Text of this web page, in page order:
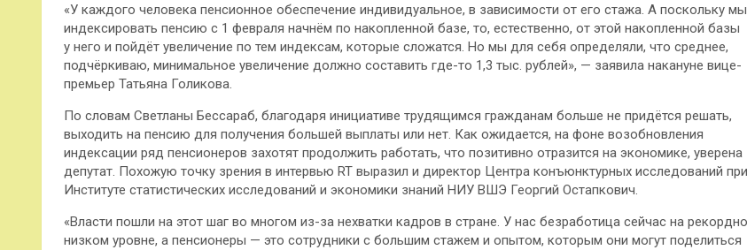
«У каждого человека пенсионное обеспечение индивидуальное, в зависимости от его стажа. А поскольку мы
индексировать пенсию с 1 февраля начнём по накопленной базе, то, естественно, от этой накопленной базы
у него и пойдёт увеличение по тем индексам, которые сложатся. Но мы для себя определяли, что среднее,
подчёркиваю, минимальное увеличение должно составить где-то 1,3 тыс. рублей», — заявила накануне вице-
премьер Татьяна Голикова.
По словам Светланы Бессараб, благодаря инициативе трудящимся гражданам больше не придётся решать,
выходить на пенсию для получения большей выплаты или нет. Как ожидается, на фоне возобновления
индексации ряд пенсионеров захотят продолжить работать, что позитивно отразится на экономике, уверена
депутат. Похожую точку зрения в интервью RT выразил и директор Центра конъюнктурных исследований при
Институте статистических исследований и экономики знаний НИУ ВШЭ Георгий Остапкович.
«Власти пошли на этот шаг во многом из-за нехватки кадров в стране. У нас безработица сейчас на рекордно
низком уровне, а пенсионеры — это сотрудники с большим стажем и опытом, которым они могут поделиться